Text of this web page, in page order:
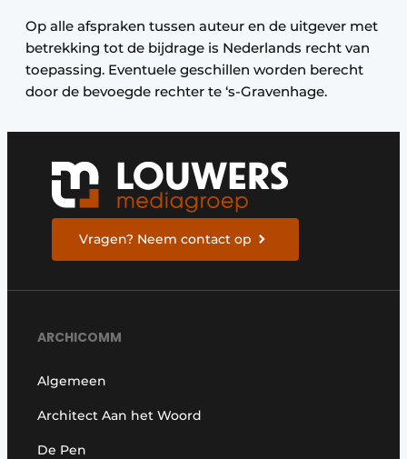
Op alle afspraken tussen auteur en de uitgever met
betrekking tot de bijdrage is Nederlands recht van
toepassing. Eventuele geschillen worden berecht
door de bevoegde rechter te ‘s-Gravenhage.
Vragen? Neem contact op
ARCHICOMM
Algemeen
Architect Aan het Woord
De Pen